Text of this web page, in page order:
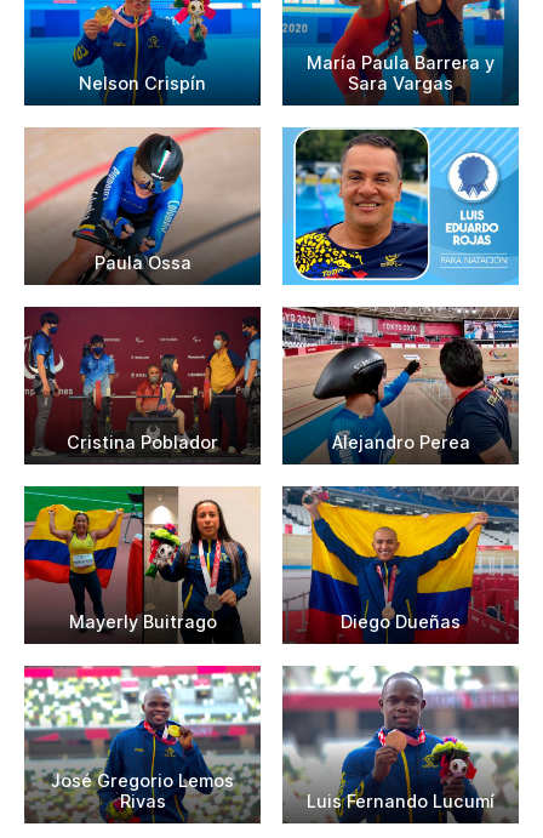
Nelson Crispín
María Paula Barrera y
Sara Vargas
Paula Ossa
Cristina Poblador Alejandro Perea
Mayerly Buitrago Diego Dueñas
José Gregorio Lemos
Rivas
Luis Fernando Lucumí